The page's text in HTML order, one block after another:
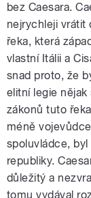
bez Caesara.
nejrychleji vrátit
řeka, která
vlastní Itálii a
snad proto, že
elitní legie
zákonů tuto
méně
spoluvládce,
republiky.
důležitý a
tomu vydával